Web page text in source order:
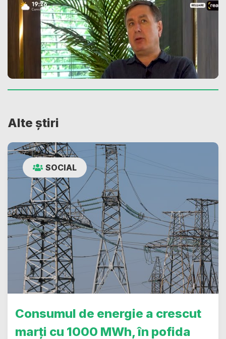
Alte știri
SOCIAL
Consumul de energie a crescut
marți cu 1000 MWh, în pofida